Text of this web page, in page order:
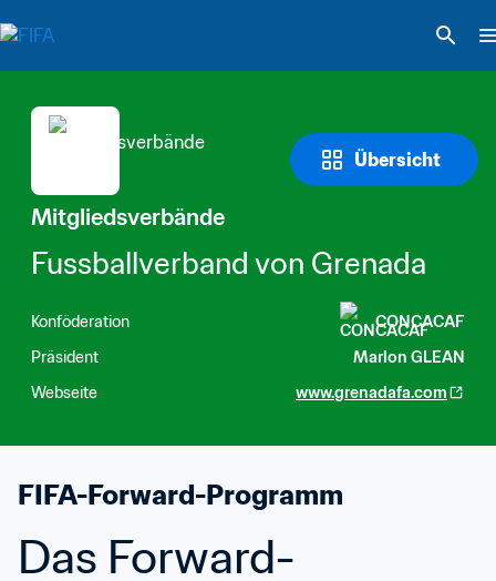
Übersicht
Mitgliedsverbände
Fussballverband von Grenada
Konföderation
CONCACAF
Präsident
Marlon GLEAN
Webseite
www.grenadafa.com
FIFA-Forward-Programm
Das Forward-